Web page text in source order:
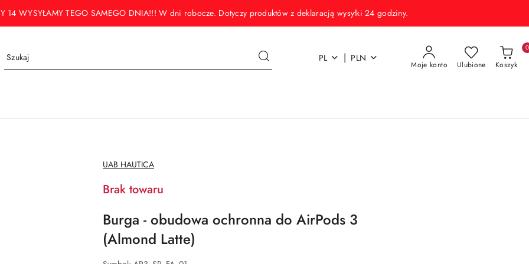
14 WYSYŁAMY TEGO SAMEGO DNIA!!! W dni robocze. Dotyczy produktów z deklaracją wysyłki 24 godziny.
PL | PLN
Moje konto Ulubione Koszyk
0
NAZWA
PRODUCENTA:
UAB HAUTICA
Brak towaru
Burga - obudowa ochronna do AirPods 3
(Almond Latte)